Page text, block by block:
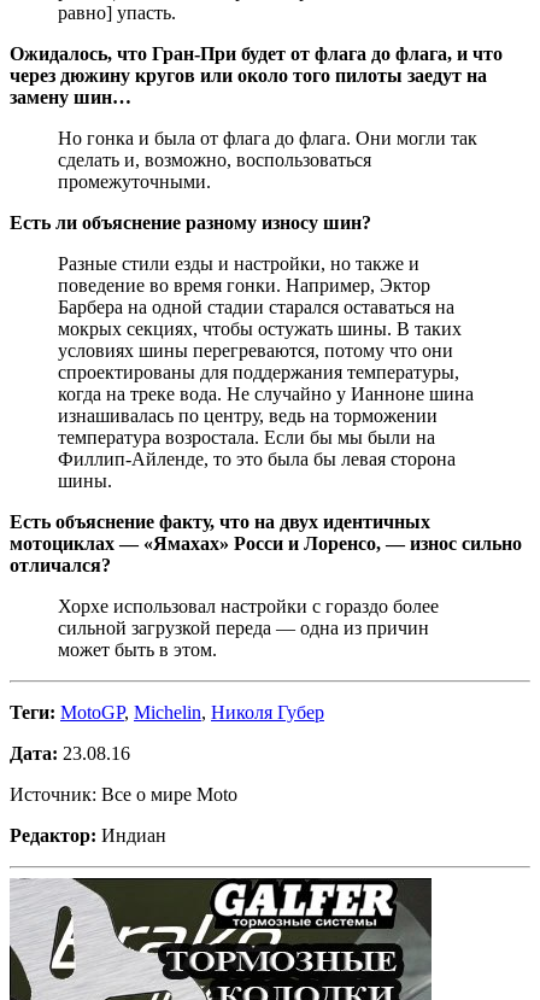
равно] упасть.
Ожидалось, что Гран-При будет от флага до флага, и что
через дюжину кругов или около того пилоты заедут на
замену шин…
Но гонка и была от флага до флага. Они могли так
сделать и, возможно, воспользоваться
промежуточными.
Есть ли объяснение разному износу шин?
Разные стили езды и настройки, но также и
поведение во время гонки. Например, Эктор
Барбера на одной стадии старался оставаться на
мокрых секциях, чтобы остужать шины. В таких
условиях шины перегреваются, потому что они
спроектированы для поддержания температуры,
когда на треке вода. Не случайно у Ианноне шина
изнашивалась по центру, ведь на торможении
температура возростала. Если бы мы были на
Филлип-Айленде, то это была бы левая сторона
шины.
Есть объяснение факту, что на двух идентичных
мотоциклах — «Ямахах» Росси и Лоренсо, — износ сильно
отличался?
Хорхе использовал настройки с гораздо более
сильной загрузкой переда — одна из причин
может быть в этом.
Теги: MotoGP, Michelin, Николя Губер
Дата: 23.08.16
Источник: Все о мире Moto
Редактор: Индиан